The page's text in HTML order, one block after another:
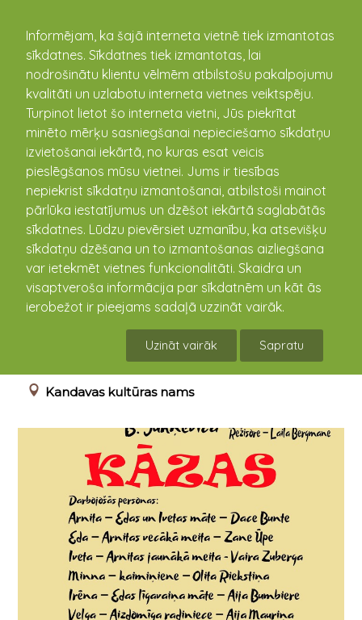
Informējam, ka šajā interneta vietnē tiek izmantotas
sīkdatnes. Sīkdatnes tiek izmantotas, lai
nodrošinātu klientu vēlmēm atbilstošu pakalpojumu
kvalitāti un uzlabotu interneta vietnes veiktspēju.
Turpinot lietot šo interneta vietni, Jūs piekrītat
minēto mērķu sasniegšanai nepieciešamo sīkdatņu
izvietošanai iekārtā, no kuras esat veicis
pieslēgšanos mūsu vietnei. Jums ir tiesības
nepiekrist sīkdatņu izmantošanai, atbilstoši mainot
pārlūka iestatījumus un dzēšot iekārtā saglabātās
sīkdatnes. Lūdzu pievērsiet uzmanību, ka atsevišķu
sīkdatņu dzēšana un to izmantošanas aizliegšana
var ietekmēt vietnes funkcionalitāti. Skaidra un
visaptveroša informācija par sīkdatnēm un kāt ās
ierobežot ir pieejams sadaļā uzzināt vairāk.
Uzināt vairāk Sapratu
kandava.lv
PASĀKUMU
KALENDĀRS
Vandzenes TN Izrāde "Kāzas"
Kandavas kultūras nams